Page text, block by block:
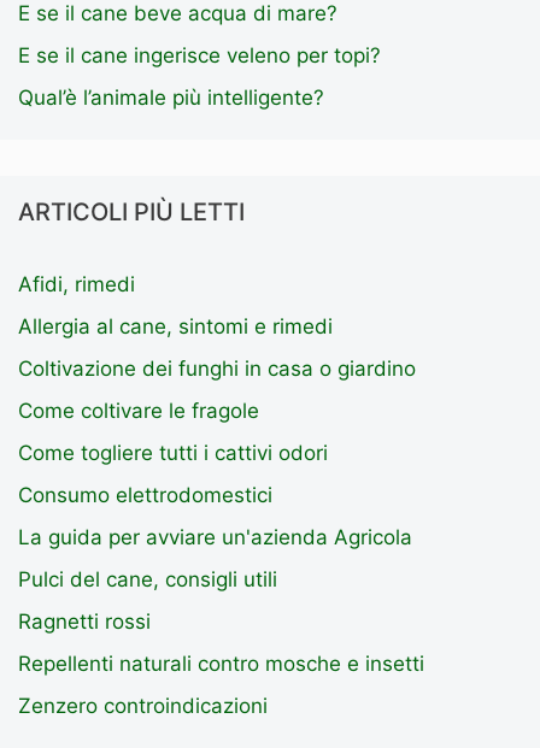
E se il cane beve acqua di mare?
E se il cane ingerisce veleno per topi?
Qual’è l’animale più intelligente?
ARTICOLI PIÙ LETTI
Afidi, rimedi
Allergia al cane, sintomi e rimedi
Coltivazione dei funghi in casa o giardino
Come coltivare le fragole
Come togliere tutti i cattivi odori
Consumo elettrodomestici
La guida per avviare un'azienda Agricola
Pulci del cane, consigli utili
Ragnetti rossi
Repellenti naturali contro mosche e insetti
Zenzero controindicazioni